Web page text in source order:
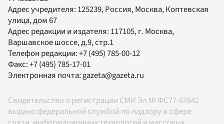
Адрес учредителя: 125239, Россия, Москва, Коптевская
улица, дом 67
Адрес редакции и издателя: 117105, г. Москва,
Варшавское шоссе, д.9, стр.1
Телефон редакции:+7 (495) 785-00-12
Факс:+7 (495) 785-17-01
Электронная почта: gazeta@gazeta.ru
Свидетельство о регистрации СМИ Эл № ФС77-67642
выдано федеральной службой по надзору в сфере